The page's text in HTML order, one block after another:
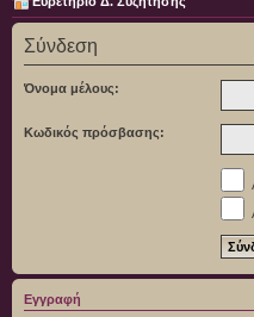
Σύνδεση
Όνομα μέλους:
Κωδικός πρόσβασης:
Εγγραφή